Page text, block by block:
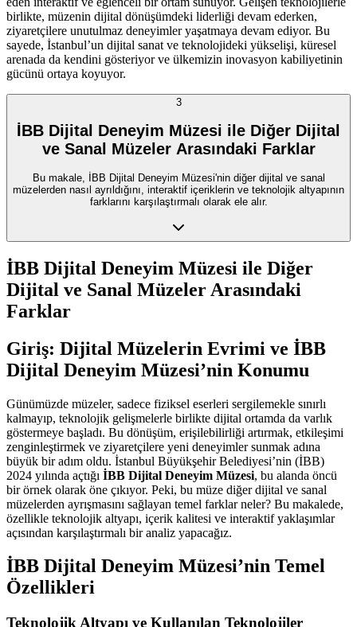
birlikte, müzenin dijital dönüşümdeki liderliği devam ederken,
ziyaretçilere unutulmaz deneyimler yaşatmaya devam ediyor. Bu
sayede, İstanbul’un dijital sanat ve teknolojideki yükselişi, küresel
arenada da kendini gösteriyor ve ülkemizin inovasyon kabiliyetinin
gücünü ortaya koyuyor.
3
İBB Dijital Deneyim Müzesi ile Diğer Dijital
ve Sanal Müzeler Arasındaki Farklar
Bu makale, İBB Dijital Deneyim Müzesi'nin diğer dijital ve sanal
müzelerden nasıl ayrıldığını, interaktif içeriklerin ve teknolojik altyapının
farklarını karşılaştırmalı olarak ele alır.
İBB Dijital Deneyim Müzesi ile Diğer
Dijital ve Sanal Müzeler Arasındaki
Farklar
Giriş: Dijital Müzelerin Evrimi ve İBB
Dijital Deneyim Müzesi’nin Konumu
Günümüzde müzeler, sadece fiziksel eserleri sergilemekle sınırlı
kalmayıp, teknolojik gelişmelerle birlikte dijital ortamda da varlık
göstermeye başladı. Bu dönüşüm, erişilebilirliği artırmak, etkileşimi
zenginleştirmek ve ziyaretçilere yeni deneyimler sunmak adına
büyük bir adım oldu. İstanbul Büyükşehir Belediyesi’nin (İBB)
2024 yılında açtığı İBB Dijital Deneyim Müzesi, bu alanda öncü
bir örnek olarak öne çıkıyor. Peki, bu müze diğer dijital ve sanal
müzelerden ayrışmasını sağlayan temel farklar neler? Bu makalede,
özellikle teknolojik altyapı, içerik kalitesi ve interaktif yaklaşımlar
açısından karşılaştırmalı bir analiz yapacağız.
İBB Dijital Deneyim Müzesi’nin Temel
Özellikleri
Teknolojik Altyapı ve Kullanılan Teknolojiler